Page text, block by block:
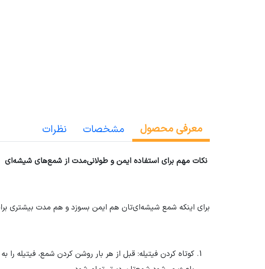
معرفی محصول مشخصات نظرات
نکات مهم برای استفاده ایمن و طولانی‌مدت از شمع‌های شیشه‌ای
برای اینکه شمع شیشه‌ای‌تان هم ایمن بسوزد و هم مدت بیشتری